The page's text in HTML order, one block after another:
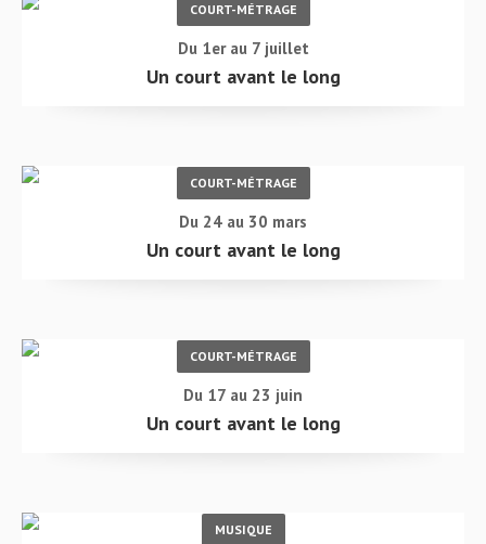
COURT-MÉTRAGE
Du 1er au 7 juillet
Un court avant le long
COURT-MÉTRAGE
Du 24 au 30 mars
Un court avant le long
COURT-MÉTRAGE
Du 17 au 23 juin
Un court avant le long
MUSIQUE